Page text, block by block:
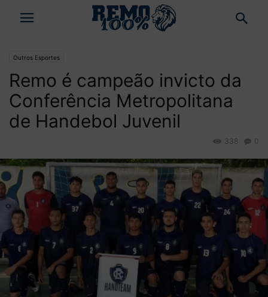
Outros Esportes
Remo é campeão invicto da
Conferência Metropolitana
de Handebol Juvenil
0
338